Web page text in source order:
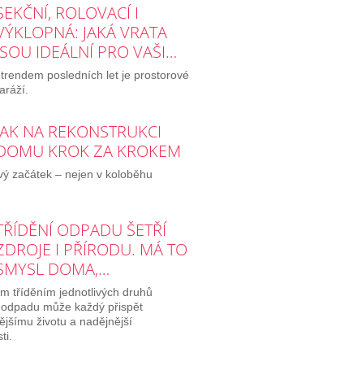
ROLOVACÍ I
JAKÁ VRATA
IDEÁLNÍ PRO VAŠI…
posledních let je prostorové
NA REKONSTRUKCI
KROK ZA KROKEM
začátek – nejen v koloběhu
ODPADU ŠETŘÍ
I PŘÍRODU. MÁ TO
DOMA,…
tříděním jednotlivých druhů
může každý přispět
životu a nadějnější